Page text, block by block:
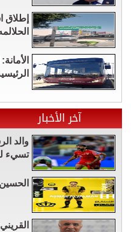
إطلاق
آخر الأخبار
والد
تسيء